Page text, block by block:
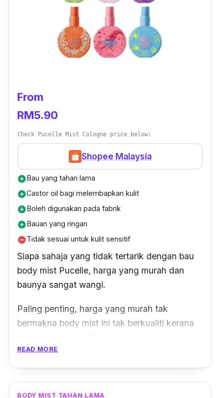
From
RM5.90
Check Pucelle Mist Cologne price below:
Shopee Malaysia
add_circleBau yang tahan lama
add_circleCastor oil bagi melembapkan kulit
add_circleBoleh digunakan pada fabrik
add_circleBauan yang ringan
remove_circleTidak sesuai untuk kulit sensitif
Siapa sahaja yang tidak tertarik dengan bau
body mist Pucelle, harga yang murah dan
baunya sangat wangi.
Paling penting, harga yang murah tak
bermakna body mist ini tak berkualiti kerana
tempoh yang lama tau.
READ MORE
BODY MIST TAHAN LAMA